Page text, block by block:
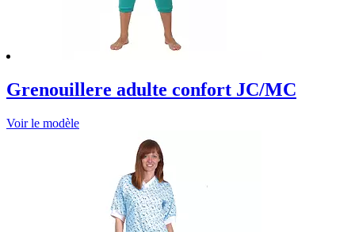
Grenouillere adulte confort JC/MC
Voir le modèle